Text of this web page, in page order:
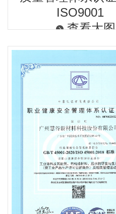
ISO9001
查看大图